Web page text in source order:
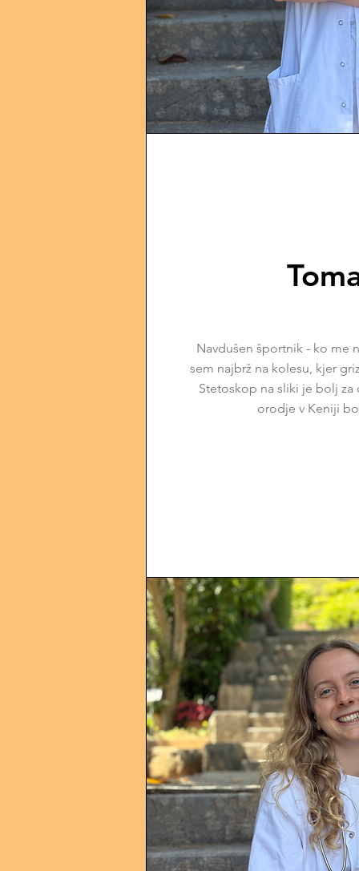
Navdušen športnik - ko me
sem najbrž na kolesu, kjer
Stetoskop na sliki je bolj za
orodje v Keniji